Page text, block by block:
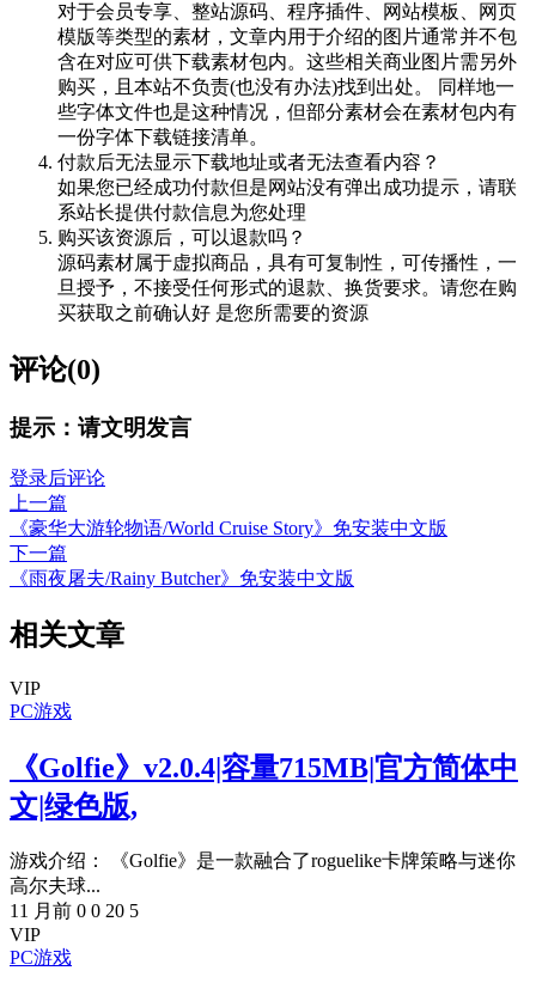
对于会员专享、整站源码、程序插件、网站模板、网页
模版等类型的素材，文章内用于介绍的图片通常并不包
含在对应可供下载素材包内。这些相关商业图片需另外
购买，且本站不负责(也没有办法)找到出处。 同样地一
些字体文件也是这种情况，但部分素材会在素材包内有
一份字体下载链接清单。
付款后无法显示下载地址或者无法查看内容？
如果您已经成功付款但是网站没有弹出成功提示，请联
系站长提供付款信息为您处理
购买该资源后，可以退款吗？
源码素材属于虚拟商品，具有可复制性，可传播性，一
旦授予，不接受任何形式的退款、换货要求。请您在购
买获取之前确认好 是您所需要的资源
评论(0)
提示：请文明发言
登录后评论
上一篇
《豪华大游轮物语/World Cruise Story》免安装中文版
下一篇
《雨夜屠夫/Rainy Butcher》免安装中文版
相关文章
VIP
PC游戏
《Golfie》v2.0.4|容量715MB|官方简体中
文|绿色版,
游戏介绍： 《Golfie》是一款融合了roguelike卡牌策略与迷你
高尔夫球...
11 月前 0 0 20 5
VIP
PC游戏